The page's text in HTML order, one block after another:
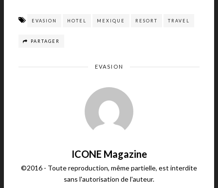
EVASION HOTEL MEXIQUE RESORT TRAVEL
PARTAGER
EVASION
ICONE Magazine
©2016 - Toute reproduction, même partielle, est interdite
sans l'autorisation de l'auteur.